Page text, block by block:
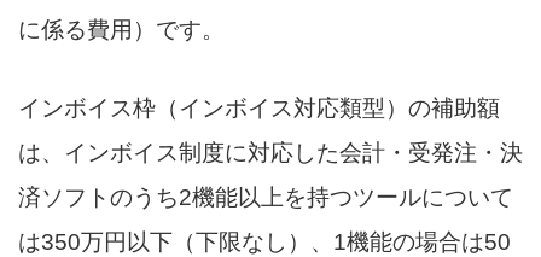
に係る費用）です。
インボイス枠（インボイス対応類型）の補助額
は、インボイス制度に対応した会計・受発注・決
済ソフトのうち2機能以上を持つツールについて
は350万円以下（下限なし）、1機能の場合は50